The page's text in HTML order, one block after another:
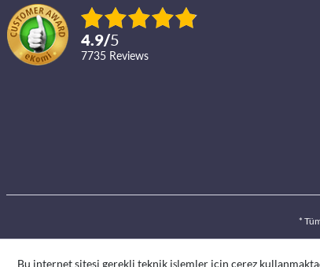
4.9/5
7735 reviews
*
Bu internet sitesi gerekli teknik işlemler için çerez